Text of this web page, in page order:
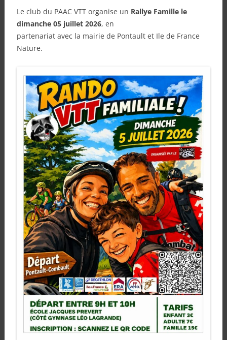
Le club du PAAC VTT organise un Rallye Famille le
dimanche 05 juillet 2026, en
partenariat avec la mairie de Pontault et Ile de France
Nature.